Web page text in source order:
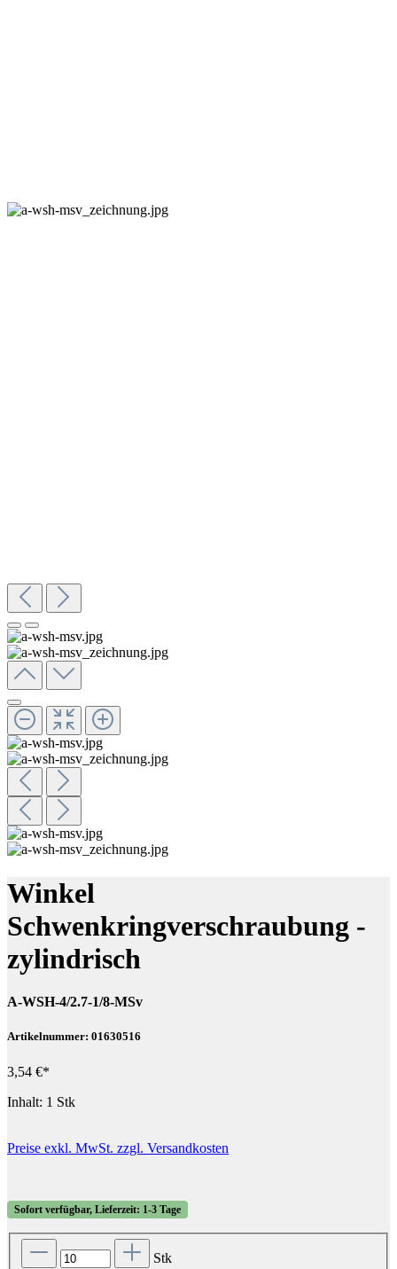
Winkel
Schwenkringverschraubung -
zylindrisch
A-WSH-4/2.7-1/8-MSv
Artikelnummer: 01630516
3,54 €*
Inhalt: 1 Stk
Preise exkl. MwSt. zzgl. Versandkosten
Sofort verfügbar, Lieferzeit: 1-3 Tage
Stk